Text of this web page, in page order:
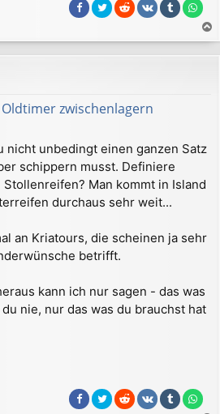
a
c
zwischenlagern
nicht unbedingt einen ganzen Satz
schippern musst. Definiere
Man kommt in Island
durchaus sehr weit...
an Kriatours, die scheinen ja sehr
betrifft.
kann ich nur sagen - das was
nie, nur das was du brauchst hat